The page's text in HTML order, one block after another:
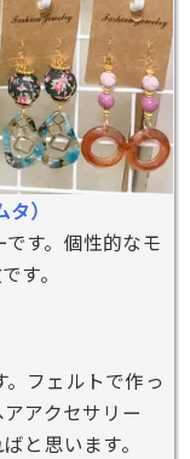
）
す。個性的なモ
す。
フェルトで作っ
アクセサリー
と思います。